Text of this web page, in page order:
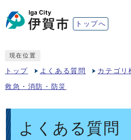
トップへ
現在位置
トップ よくある質問 カテゴリ
救急・消防・防災
よくある質問